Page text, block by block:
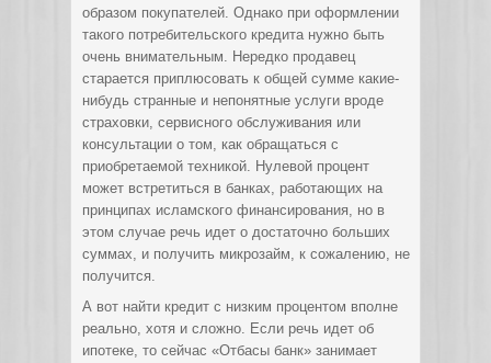
образом покупателей. Однако при оформлении
такого потребительского кредита нужно быть
очень внимательным. Нередко продавец
старается приплюсовать к общей сумме какие-
нибудь странные и непонятные услуги вроде
страховки, сервисного обслуживания или
консультации о том, как обращаться с
приобретаемой техникой. Нулевой процент
может встретиться в банках, работающих на
принципах исламского финансирования, но в
этом случае речь идет о достаточно больших
суммах, и получить микрозайм, к сожалению, не
получится.
А вот найти кредит с низким процентом вполне
реально, хотя и сложно. Если речь идет об
ипотеке, то сейчас «Отбасы банк» занимает